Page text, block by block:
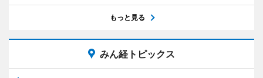
もっと見る
みん経トピックス